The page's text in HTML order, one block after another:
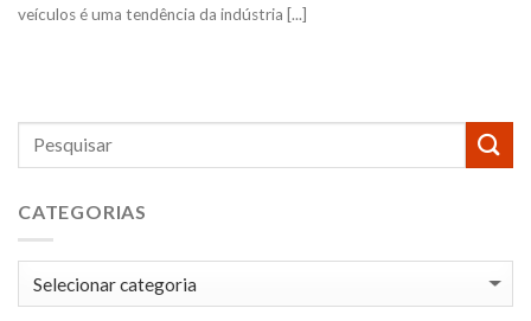
CATEGORIAS
Categorias
veículos é uma tendência da indústria [...]